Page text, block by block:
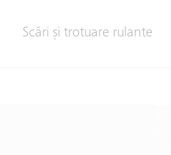
Scări și trotuare rulante